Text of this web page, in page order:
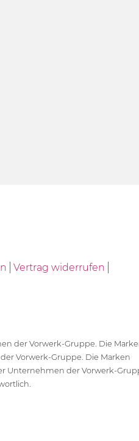
Vertrag widerrufen
der Vorwerk-Gruppe. Die
Vorwerk-Gruppe. Die Marken
Unternehmen der Vorwerk-